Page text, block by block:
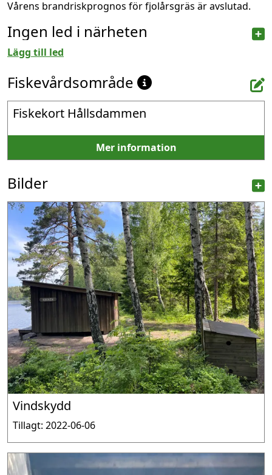
Vårens brandriskprognos för fjolårsgräs är avslutad.
Ingen led i närheten
Lägg till led
Fiskevårdsområde
Fiskekort Hållsdammen
Mer information
Bilder
Vindskydd
Tillagt: 2022-06-06